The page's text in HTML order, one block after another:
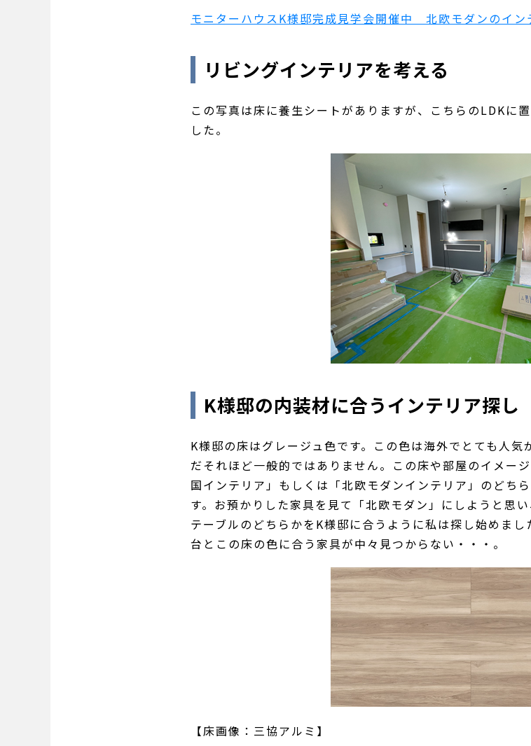
モニターハウスK様邸完成見学会開催中 北欧モダンのイン
リビングインテリアを考える
この写真は床に養生シートがありますが、こちらのLDKに
した。
K様邸の内装材に合うインテリア探し
K様邸の床はグレージュ色です。この色は海外でとても人
だそれほど一般的ではありません。この床や部屋のイメー
国インテリア」もしくは「北欧モダンインテリア」のどち
す。お預かりした家具を見て「北欧モダン」にしようと思
テーブルのどちらかをK様邸に合うように私は探し始めま
台とこの床の色に合う家具が中々見つからない・・・。
【床画像：三協アルミ】